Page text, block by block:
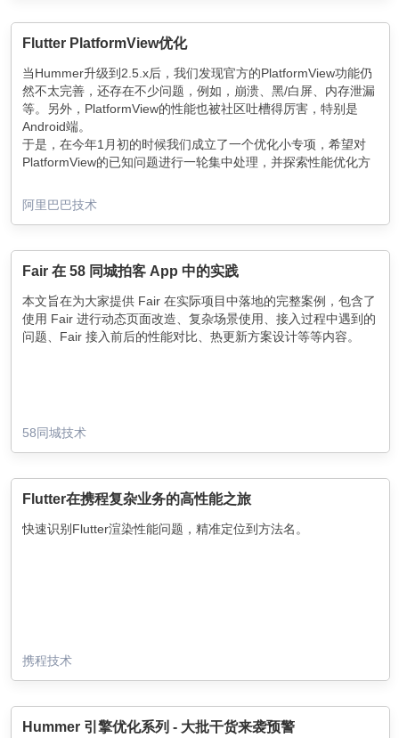
Flutter PlatformView优化
当Hummer升级到2.5.x后，我们发现官方的PlatformView功能仍
然不太完善，还存在不少问题，例如，崩溃、黑/白屏、内存泄漏
等。另外，PlatformView的性能也被社区吐槽得厉害，特别是
Android端。
于是，在今年1月初的时候我们成立了一个优化小专项，希望对
PlatformView的已知问题进行一轮集中处理，并探索性能优化方
阿里巴巴技术
Fair 在 58 同城拍客 App 中的实践
本文旨在为大家提供 Fair 在实际项目中落地的完整案例，包含了
使用 Fair 进行动态页面改造、复杂场景使用、接入过程中遇到的
问题、Fair 接入前后的性能对比、热更新方案设计等等内容。
58同城技术
Flutter在携程复杂业务的高性能之旅
快速识别Flutter渲染性能问题，精准定位到方法名。
携程技术
Hummer 引擎优化系列 - 大批干货来袭预警